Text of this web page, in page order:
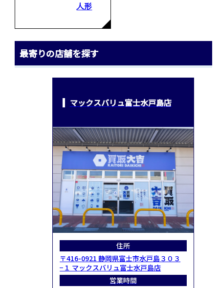
人形
最寄りの店舗を探す
マックスバリュ富士水戸島店
住所
〒416-0921 静岡県富士市水戸島３０３
−１ マックスバリュ富士水戸島店
営業時間